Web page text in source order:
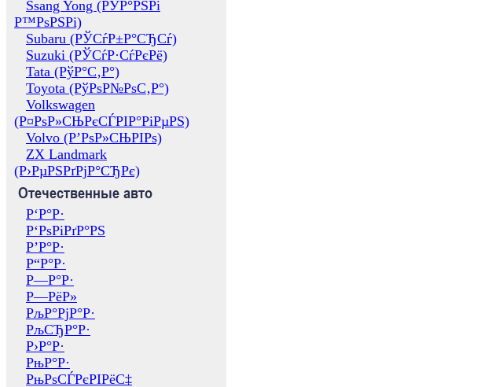
Ssang Yong (РЎР°РЅРі
Р™РѕРЅРі)
Subaru (РЎСѓР±Р°СЂСѓ)
Suzuki (РЎСѓР·СѓРєРё)
Tata (РўР°С‚Р°)
Toyota (РўРѕР№РѕС‚Р°)
Volkswagen
(Р¤РѕР»СЊРєСЃРІР°РіРµРЅ)
Volvo (Р’РѕР»СЊРІРѕ)
ZX Landmark
(Р›РµРЅРґРјР°СЂРє)
Отечественные авто
Р‘Р°Р·
Р‘РѕРіРґР°РЅ
Р’Р°Р·
Р“Р°Р·
Р—Р°Р·
Р—РёР»
РљР°РјР°Р·
РљСЂР°Р·
Р›Р°Р·
РњР°Р·
РњРѕСЃРєРІРёС‡